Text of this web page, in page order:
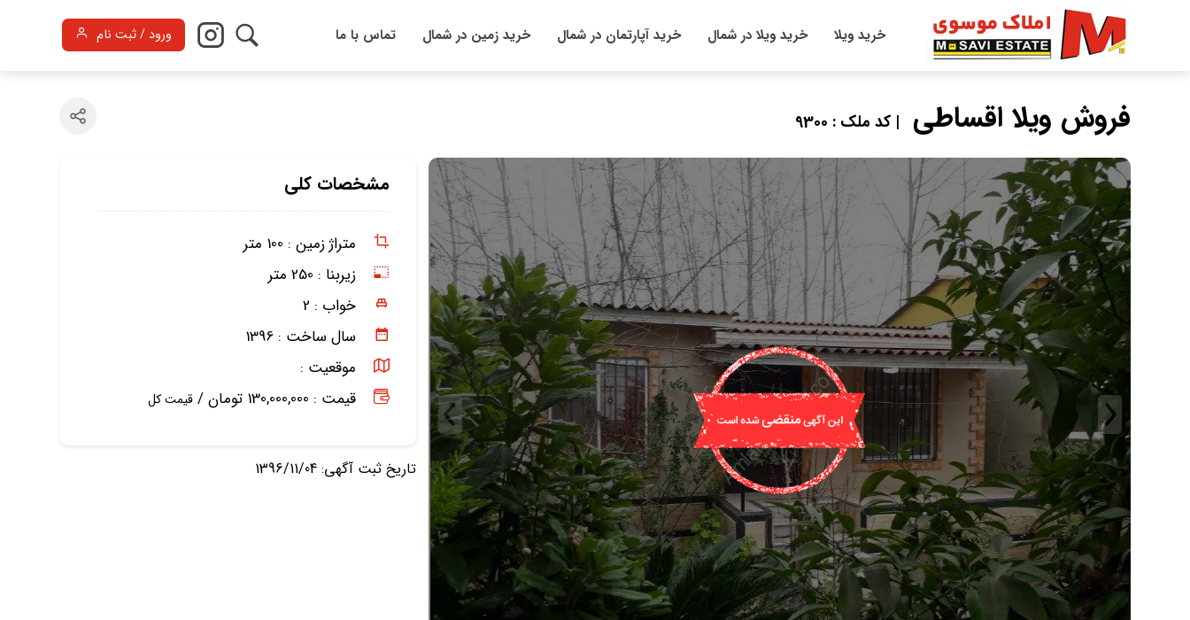
خرید ویلا خرید ویلا در شمال خرید آپارتمان در شمال خرید زمین در شمال تماس با ما ورود / ثبت نام
فروش ویلا اقساطی | کد ملک : 9300
مشخصات کلی
متراژ زمین : 100 متر
زیربنا : 250 متر
خواب : 2
سال ساخت : 1396
موقعیت :
قیمت : 130,000,000 تومان /
قیمت کل
تاریخ ثبت آگهی: 1396/11/04